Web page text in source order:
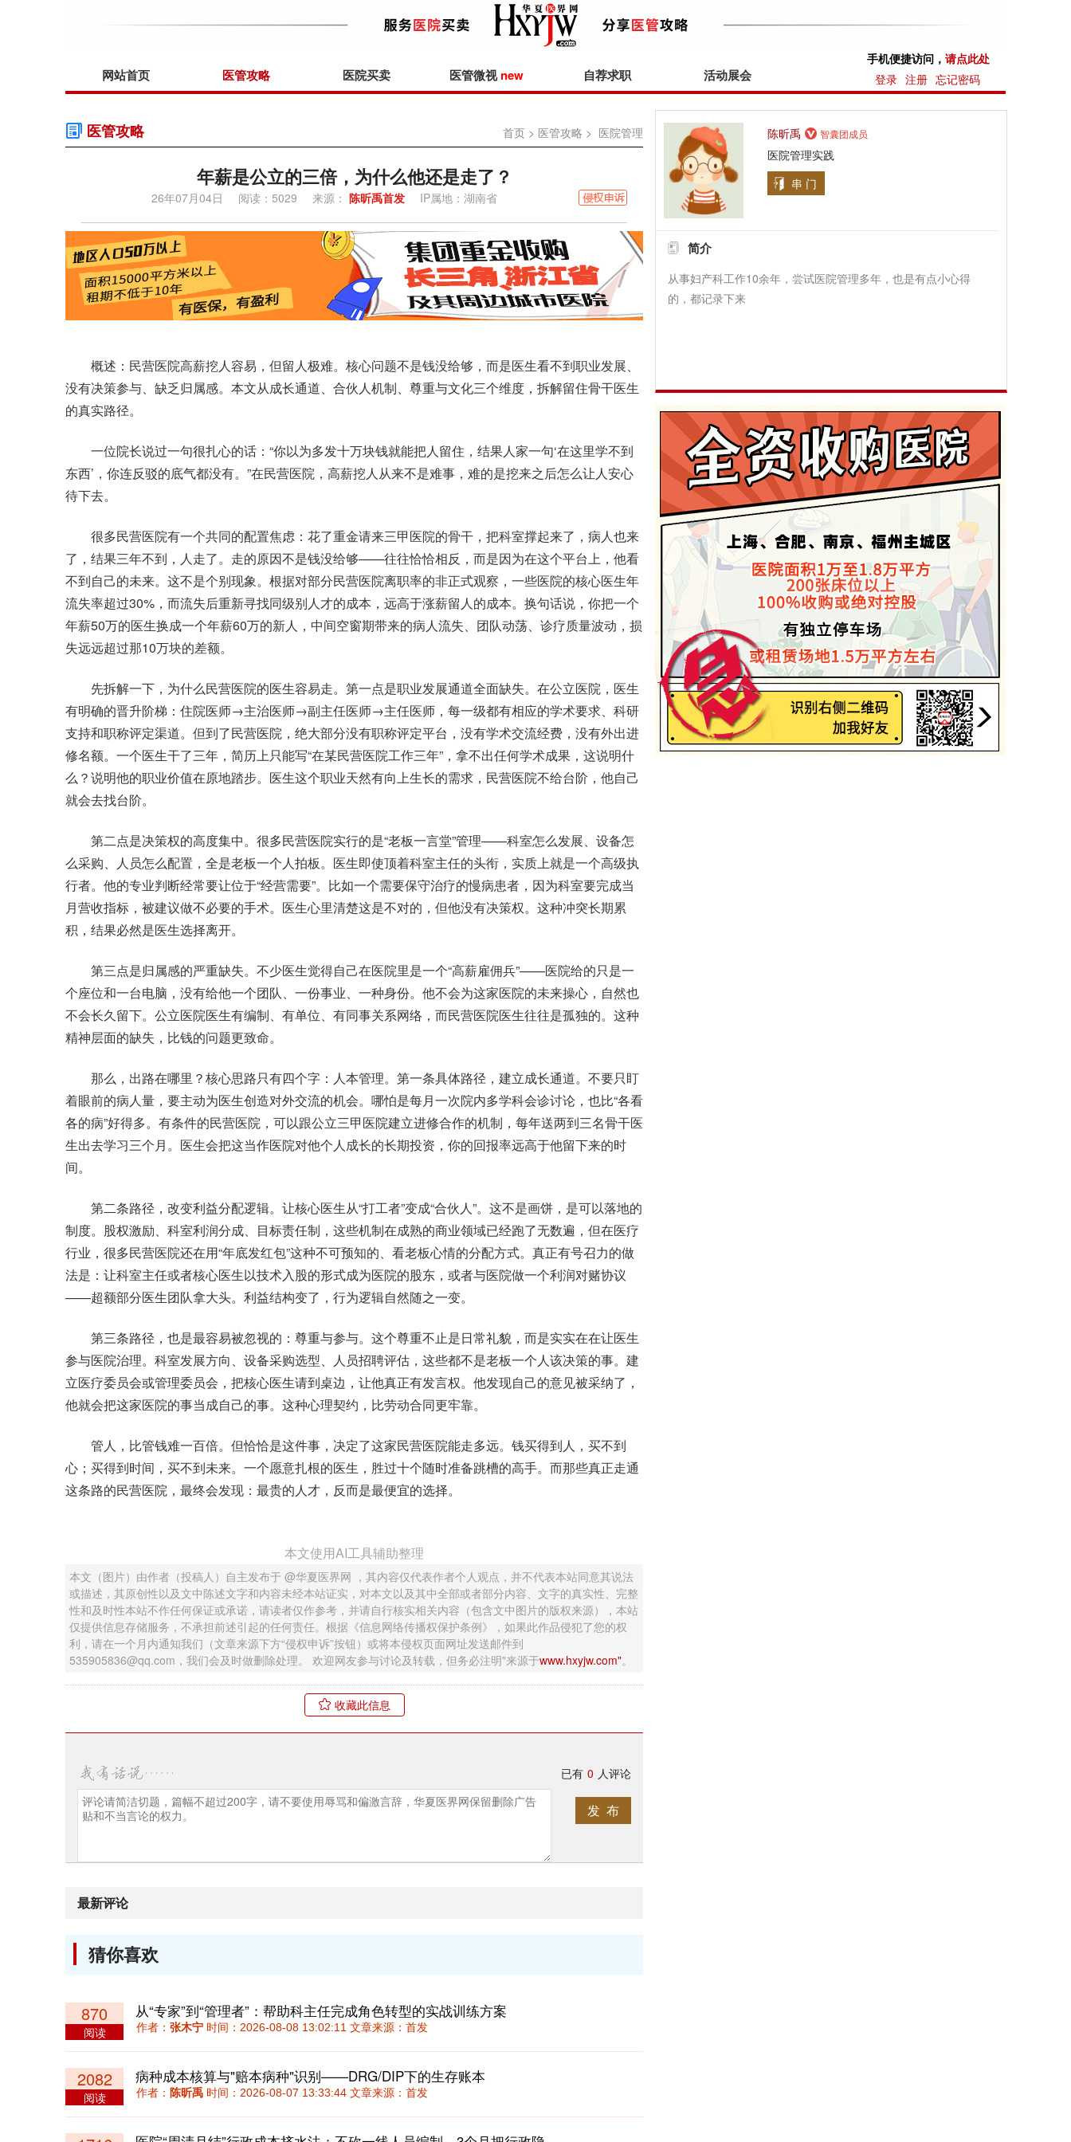
网站首页 医管攻略 医院买卖 医管微视new 自荐求职 活动展会
手机便捷访问， 请点此处
登录 注册 忘记密码
医管攻略 首页 > 医管攻略 > 医院管理
年薪是公立的三倍，为什么他还是走了？
26年07月04日 阅读：5029 来源： 陈昕禹首发 IP属地：湖南省
概述：民营医院高薪挖人容易，但留人极难。核心问题不是钱没给够，而是医生看不到职业发展、
没有决策参与、缺乏归属感。本文从成长通道、合伙人机制、尊重与文化三个维度，拆解留住骨干医生
的真实路径。
一位院长说过一句很扎心的话：“你以为多发十万块钱就能把人留住，结果人家一句‘在这里学不到
东西’，你连反驳的底气都没有。”在民营医院，高薪挖人从来不是难事，难的是挖来之后怎么让人安心
待下去。
很多民营医院有一个共同的配置焦虑：花了重金请来三甲医院的骨干，把科室撑起来了，病人也来
了，结果三年不到，人走了。走的原因不是钱没给够——往往恰恰相反，而是因为在这个平台上，他看
不到自己的未来。这不是个别现象。根据对部分民营医院离职率的非正式观察，一些医院的核心医生年
流失率超过30%，而流失后重新寻找同级别人才的成本，远高于涨薪留人的成本。换句话说，你把一个
年薪50万的医生换成一个年薪60万的新人，中间空窗期带来的病人流失、团队动荡、诊疗质量波动，损
失远远超过那10万块的差额。
先拆解一下，为什么民营医院的医生容易走。第一点是职业发展通道全面缺失。在公立医院，医生
有明确的晋升阶梯：住院医师→主治医师→副主任医师→主任医师，每一级都有相应的学术要求、科研
支持和职称评定渠道。但到了民营医院，绝大部分没有职称评定平台，没有学术交流经费，没有外出进
修名额。一个医生干了三年，简历上只能写“在某民营医院工作三年”，拿不出任何学术成果，这说明什
么？说明他的职业价值在原地踏步。医生这个职业天然有向上生长的需求，民营医院不给台阶，他自己
就会去找台阶。
第二点是决策权的高度集中。很多民营医院实行的是“老板一言堂”管理——科室怎么发展、设备怎
么采购、人员怎么配置，全是老板一个人拍板。医生即使顶着科室主任的头衔，实质上就是一个高级执
行者。他的专业判断经常要让位于“经营需要”。比如一个需要保守治疗的慢病患者，因为科室要完成当
月营收指标，被建议做不必要的手术。医生心里清楚这是不对的，但他没有决策权。这种冲突长期累
积，结果必然是医生选择离开。
第三点是归属感的严重缺失。不少医生觉得自己在医院里是一个“高薪雇佣兵”——医院给的只是一
个座位和一台电脑，没有给他一个团队、一份事业、一种身份。他不会为这家医院的未来操心，自然也
不会长久留下。公立医院医生有编制、有单位、有同事关系网络，而民营医院医生往往是孤独的。这种
精神层面的缺失，比钱的问题更致命。
那么，出路在哪里？核心思路只有四个字：人本管理。第一条具体路径，建立成长通道。不要只盯
着眼前的病人量，要主动为医生创造对外交流的机会。哪怕是每月一次院内多学科会诊讨论，也比“各看
各的病”好得多。有条件的民营医院，可以跟公立三甲医院建立进修合作的机制，每年送两到三名骨干医
生出去学习三个月。医生会把这当作医院对他个人成长的长期投资，你的回报率远高于他留下来的时
间。
第二条路径，改变利益分配逻辑。让核心医生从“打工者”变成“合伙人”。这不是画饼，是可以落地的
制度。股权激励、科室利润分成、目标责任制，这些机制在成熟的商业领域已经跑了无数遍，但在医疗
行业，很多民营医院还在用“年底发红包”这种不可预知的、看老板心情的分配方式。真正有号召力的做
法是：让科室主任或者核心医生以技术入股的形式成为医院的股东，或者与医院做一个利润对赌协议
——超额部分医生团队拿大头。利益结构变了，行为逻辑自然随之一变。
第三条路径，也是最容易被忽视的：尊重与参与。这个尊重不止是日常礼貌，而是实实在在让医生
参与医院治理。科室发展方向、设备采购选型、人员招聘评估，这些都不是老板一个人该决策的事。建
立医疗委员会或管理委员会，把核心医生请到桌边，让他真正有发言权。他发现自己的意见被采纳了，
他就会把这家医院的事当成自己的事。这种心理契约，比劳动合同更牢靠。
管人，比管钱难一百倍。但恰恰是这件事，决定了这家民营医院能走多远。钱买得到人，买不到
心；买得到时间，买不到未来。一个愿意扎根的医生，胜过十个随时准备跳槽的高手。而那些真正走通
这条路的民营医院，最终会发现：最贵的人才，反而是最便宜的选择。
本文使用AI工具辅助整理
本文（图片）由作者（投稿人）自主发布于 @华夏医界网 ，其内容仅代表作者个人观点，并不代表本站同意其说法
或描述，其原创性以及文中陈述文字和内容未经本站证实，对本文以及其中全部或者部分内容、文字的真实性、完整
性和及时性本站不作任何保证或承诺，请读者仅作参考，并请自行核实相关内容（包含文中图片的版权来源），本站
仅提供信息存储服务，不承担前述引起的任何责任。根据《信息网络传播权保护条例》，如果此作品侵犯了您的权
利，请在一个月内通知我们（文章来源下方“侵权申诉”按钮）或将本侵权页面网址发送邮件到
535905836@qq.com，我们会及时做删除处理。 欢迎网友参与讨论及转载，但务必注明"来源于www.hxyjw.com"。
收藏此信息
已有 0 人评论
发 布
最新评论
猜你喜欢
870
阅读
从“专家”到“管理者”：帮助科主任完成角色转型的实战训练方案
作者： 张木宁 时间：2026-08-08 13:02:11 文章来源：首发
2082
阅读
病种成本核算与"赔本病种"识别——DRG/DIP下的生存账本
作者： 陈昕禹 时间：2026-08-07 13:33:44 文章来源：首发
陈昕禹 智囊团成员
医院管理实践
串 门
简介
从事妇产科工作10余年，尝试医院管理多年，也是有点小心得
的，都记录下来